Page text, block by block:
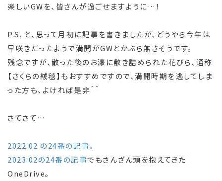
楽しいGWを、皆さんが過ごせますように…！
P.S. と、思って月初に記事を書きましたが、どうやら今年は
早咲きだったようで満開がGWとかぶら無さそうです。
残念ですが、散った後のお濠に敷き詰められた花びら、通称
【さくらの絨毯】もおすすめですので、満開時期を逃してしま
った方も、よければ是非＾＾
さてさて…
2022.02 の24番の記事。
2023.02の24番の記事でもさんざん頭を抱えてきた
OneDrive。